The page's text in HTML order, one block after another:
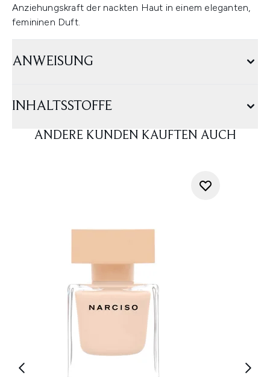
Anziehungskraft der nackten Haut in einem eleganten,
femininen Duft.
ANWEISUNG
INHALTSSTOFFE
ANDERE KUNDEN KAUFTEN AUCH